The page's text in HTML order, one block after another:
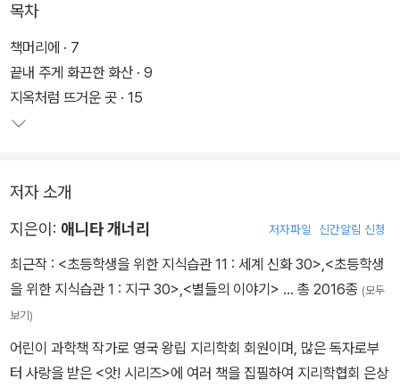
다.
목차
책머리에 · 7
끝내 주게 화끈한 화산 · 9
지옥처럼 뜨거운 곳 · 15
저자 소개
지은이: 애니타 개너리 저자파일 신간알림 신청
최근작 : <초등학생을 위한 지식습관 11 : 세계 신화 30>,<초등학생
을 위한 지식습관 1 : 지구 30>,<별들의 이야기> … 총 2016종 (모두
보기)
어린이 과학책 작가로 영국 왕립 지리학회 회원이며, 많은 독자로부
터 사랑을 받은 <앗! 시리즈>에 여러 책을 집필하여 지리학협회 은상